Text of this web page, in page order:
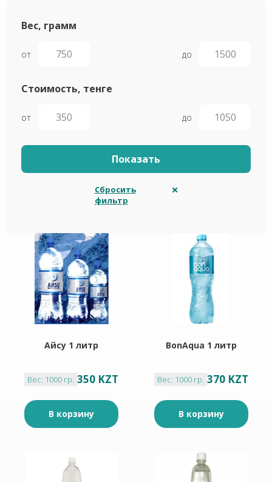
Вес, грамм
от до
Стоимость, тенге
от до
Сбросить
фильтр
Айсу 1 литр
Вес: 1000 гр. 350 KZT
В корзину
BonAqua 1 литр
Вес: 1000 гр. 370 KZT
В корзину